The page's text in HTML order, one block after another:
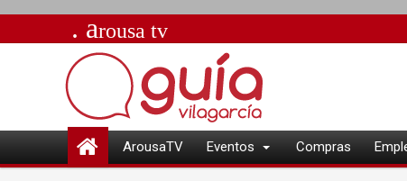
. arousa tv
ArousaTV Eventos Compras